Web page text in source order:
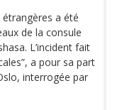
a été
de la consule
L’incident fait
a pour sa part
interrogée par